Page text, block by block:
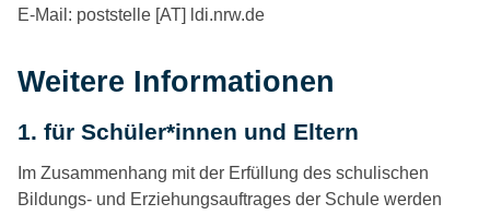
E-Mail: poststelle [AT] ldi.nrw.de
Weitere Informationen
1. für Schüler*innen und Eltern
Im Zusammenhang mit der Erfüllung des schulischen
Bildungs- und Erziehungsauftrages der Schule werden